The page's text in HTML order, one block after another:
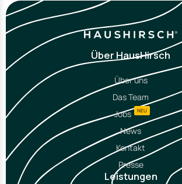
Über HausHirsch
Über uns
Das Team
Jobs
NEU
News
Kontakt
Presse
Leistungen